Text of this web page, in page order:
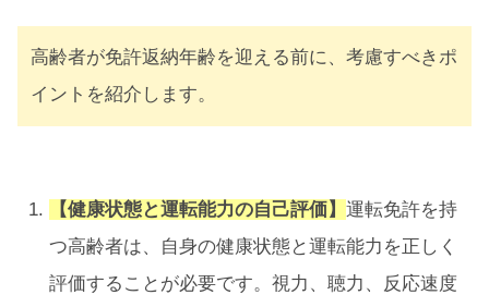
高齢者が免許返納年齢を迎える前に、考慮すべきポ
イントを紹介します。
【健康状態と運転能力の自己評価】運転免許を持
つ高齢者は、自身の健康状態と運転能力を正しく
評価することが必要です。視力、聴力、反応速度